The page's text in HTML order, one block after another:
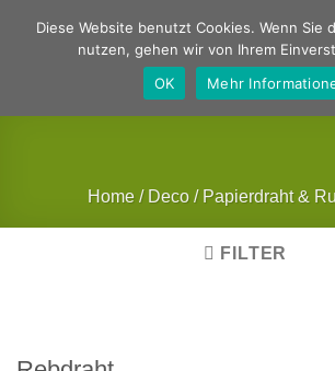
Home / Deco / Papierdraht &
FILTER
Diese Website benutzt Cookies. Wenn Sie
nutzen, gehen wir von Ihrem
OK
Mehr